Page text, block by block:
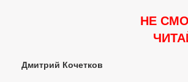
НЕ
Дмитрий Кочетков